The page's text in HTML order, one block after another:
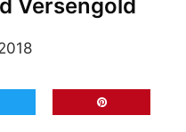
Versengold